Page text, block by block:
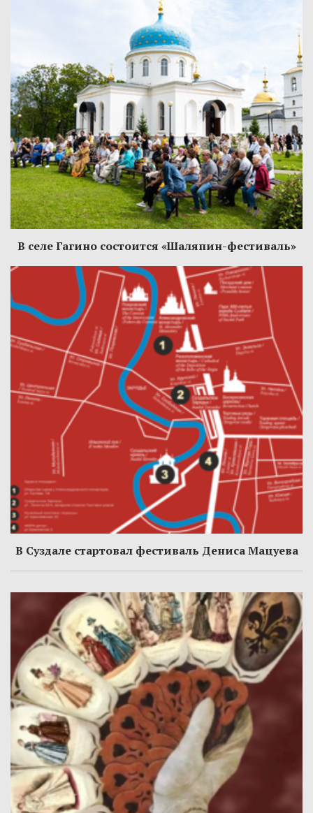
В селе Гагино состоится «Шаляпин-фестиваль»
В Суздале стартовал фестиваль Дениса Мацуева